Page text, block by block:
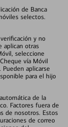
de Banca
selectos.
y no
aplican otras
seleccione
vía Móvil
aplicarse
para el hijo
de la
Factores fuera de
de nosotros. Estos
de correo